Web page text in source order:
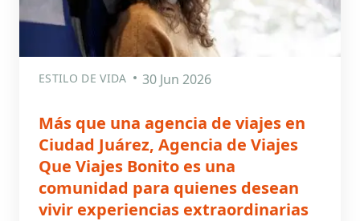
ESTILO DE VIDA 30 Jun 2026
Más que una agencia de viajes en
Ciudad Juárez, Agencia de Viajes
Que Viajes Bonito es una
comunidad para quienes desean
vivir experiencias extraordinarias